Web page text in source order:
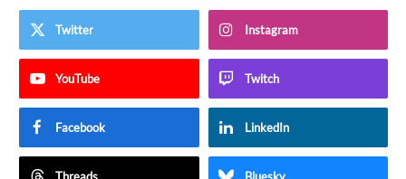
Twitter Instagram
YouTube Twitch
Facebook LinkedIn